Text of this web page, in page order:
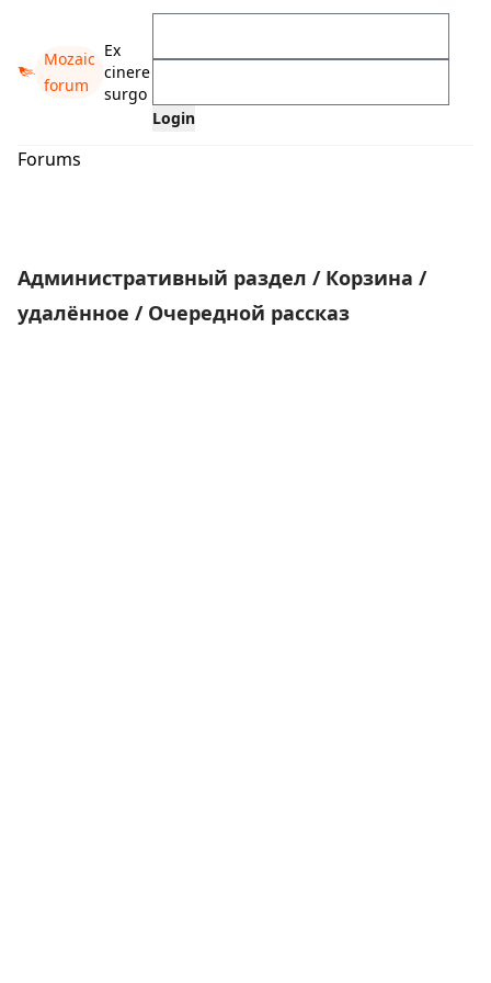
Mozaic
forum
Ex
cinere
surgo
Forums
Административный раздел / Корзина /
удалённое / Очередной рассказ